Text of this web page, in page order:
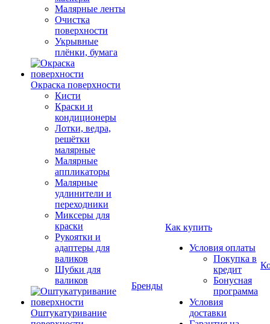
Малярные ленты
Очистка
поверхности
Укрывные
плёнки, бумага
Окраска поверхности
Кисти
Краски и
кондиционеры
Лотки, ведра,
решётки
малярные
Малярные
аппликаторы
Малярные
удлинители и
переходники
Миксеры для
краски
Рукоятки и
адаптеры для
валиков
Шубки для
валиков
Оштукатуривание
Бренды
Как купить
Условия оплаты
Покупка в
кредит
Бонусная
программа
Условия
доставки